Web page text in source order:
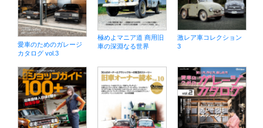
愛車のためのガレージ
カタログ vol.3
極めよマニア道 商用旧
車の深淵なる世界
激レア車コレクション
3